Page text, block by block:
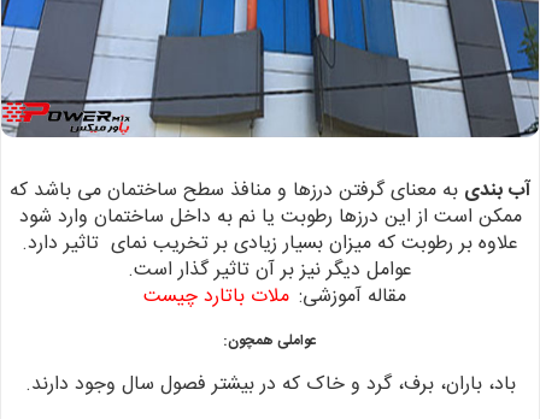
آب بندی به معنای گرفتن درزها و منافذ سطح ساختمان می باشد که
ممکن است از این درزها رطوبت یا نم به داخل ساختمان وارد شود
علاوهبر رطوبت که میزان بسیار زیادی بر تخریب نمای تاثیر دارد.
عوامل دیگر نیز برآن تاثیر گذار است.
مقاله آموزشی: ملات باتارد چیست
عواملی همچون:
باد، باران، برف، گرد و خاک که در بیشتر فصول سال وجود دارند.